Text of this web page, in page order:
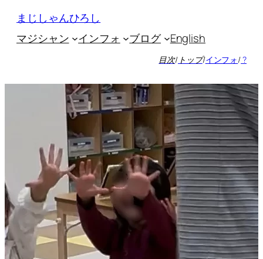
ッ
まじしゃんひろし
マジシャン
インフォ ブログ English
目次/ トップ/インフォ/?